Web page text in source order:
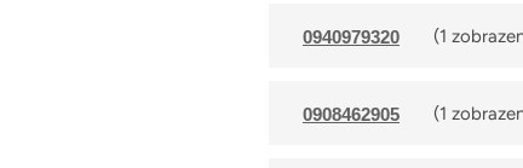
0940979320 (1
0908462905 (1